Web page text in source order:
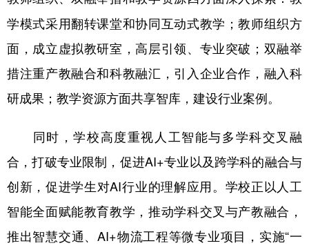
学模式采用翻转课堂和协同互动式教学；教师组织方
面，成立虚拟教研室，高层引领、专业突破；双融举
措注重产教融合和科教融汇，引入企业合作，融入科
研成果；教学资源方面共享智库，建设行业案例。
同时，学校高度重视人工智能与多学科交叉融
合，打破专业限制，促进AI+专业以及跨学科的融合与
创新，促进学生对AI行业的理解应用。学校正以人工
智能全面赋能教育教学，推动学科交叉与产教融合，
推出智慧交通、AI+物流工程等微专业项目，实施“一